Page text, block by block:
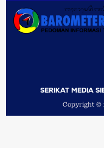
SERIKAT MEDIA
Copyright ©